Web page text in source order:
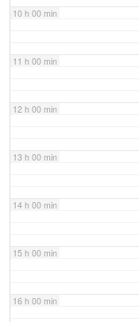
10 h 00 min
11 h 00 min
12 h 00 min
13 h 00 min
14 h 00 min
15 h 00 min
16 h 00 min